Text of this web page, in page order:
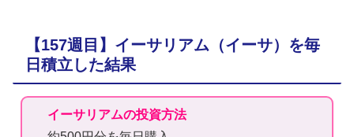
【157週目】イーサリアム（イーサ）を毎
日積立した結果
イーサリアムの投資方法